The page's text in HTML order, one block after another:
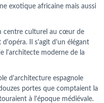
exotique africaine mais aussi
centre culturel au cœur de
d'opéra. Il s'agit d'un élégant
l'architecte moderne de la
d'architecture espagnole
portes que comptaient la
à l'époque médiévale.